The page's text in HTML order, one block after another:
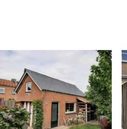
BERGING, SCHUUR EN
KANTOOR MET MODERNE
UITSTRALING